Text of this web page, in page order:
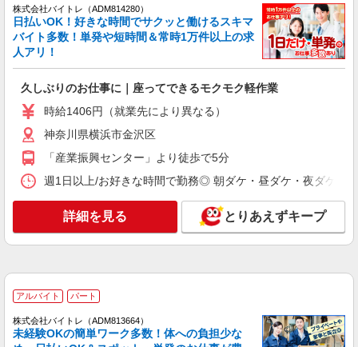
246,400円 （日勤シフト10時〜19時 週5日勤務の
場合） 時給1,400円×8h×22日勤務
横浜市金沢区 ★上記以外にも神奈川県内（横
浜・川崎・相模原など）に多数派遣先有
詳細を見る
LAPI-Staff株式会社 本社/軽作業窓口
お菓子等の仕分け・梱包
時給1,800円以上（深夜手当含む）＋交通費全
翌6時 週5日勤務の場合） 時給1,800円×8h×22日勤
横浜市金沢区 ★上記以外にも神奈川県内（横
浜・川崎・相模原など）に多数派遣先有
詳細を見る
派遣社員
LAPI-Staff株式会社 本社/軽作業窓口
NEW
時給1,400円以上＋交通費全額支給 ※夜勤は時
給1,800円以上（深夜手当含む） ◆月収例
株式会社バイトレ（ADM814280）
日払いOK！好きな時間でサクッと働けるスキマ
バイト多数！単発や短時間＆常時1万件以上の求
人アリ！
久しぶりのお仕事に｜座ってできるモクモク軽作業
時給1406円（就業先により異なる）
神奈川県横浜市金沢区
「産業振興センター」より徒歩で5分
週1日以上/お好きな時間で勤務◎ 朝ダケ・昼ダケ・夜ダケ・
詳細を見る とりあえずキープ
アルバイト パート
株式会社バイトレ（ADM813664）
未経験OKの簡単ワーク多数！体への負担少な